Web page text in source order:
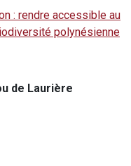
: rendre accessible au
polynésienne
de Laurière